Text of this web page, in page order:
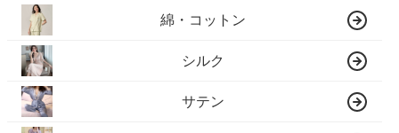
綿・コットン
シルク
サテン